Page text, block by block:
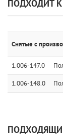
ПОДХОДИТ
Снятые с
1.006-147.0
1.006-148.0